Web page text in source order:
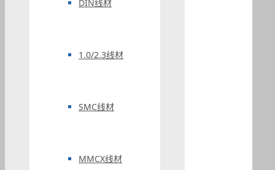
DIN线材
1.0/2.3线材
SMC线材
MMCX线材